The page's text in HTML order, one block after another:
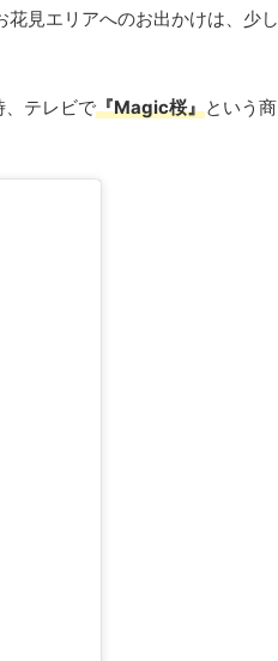
見エリアへのお出かけは、少し
テレビで『Magic桜』という商